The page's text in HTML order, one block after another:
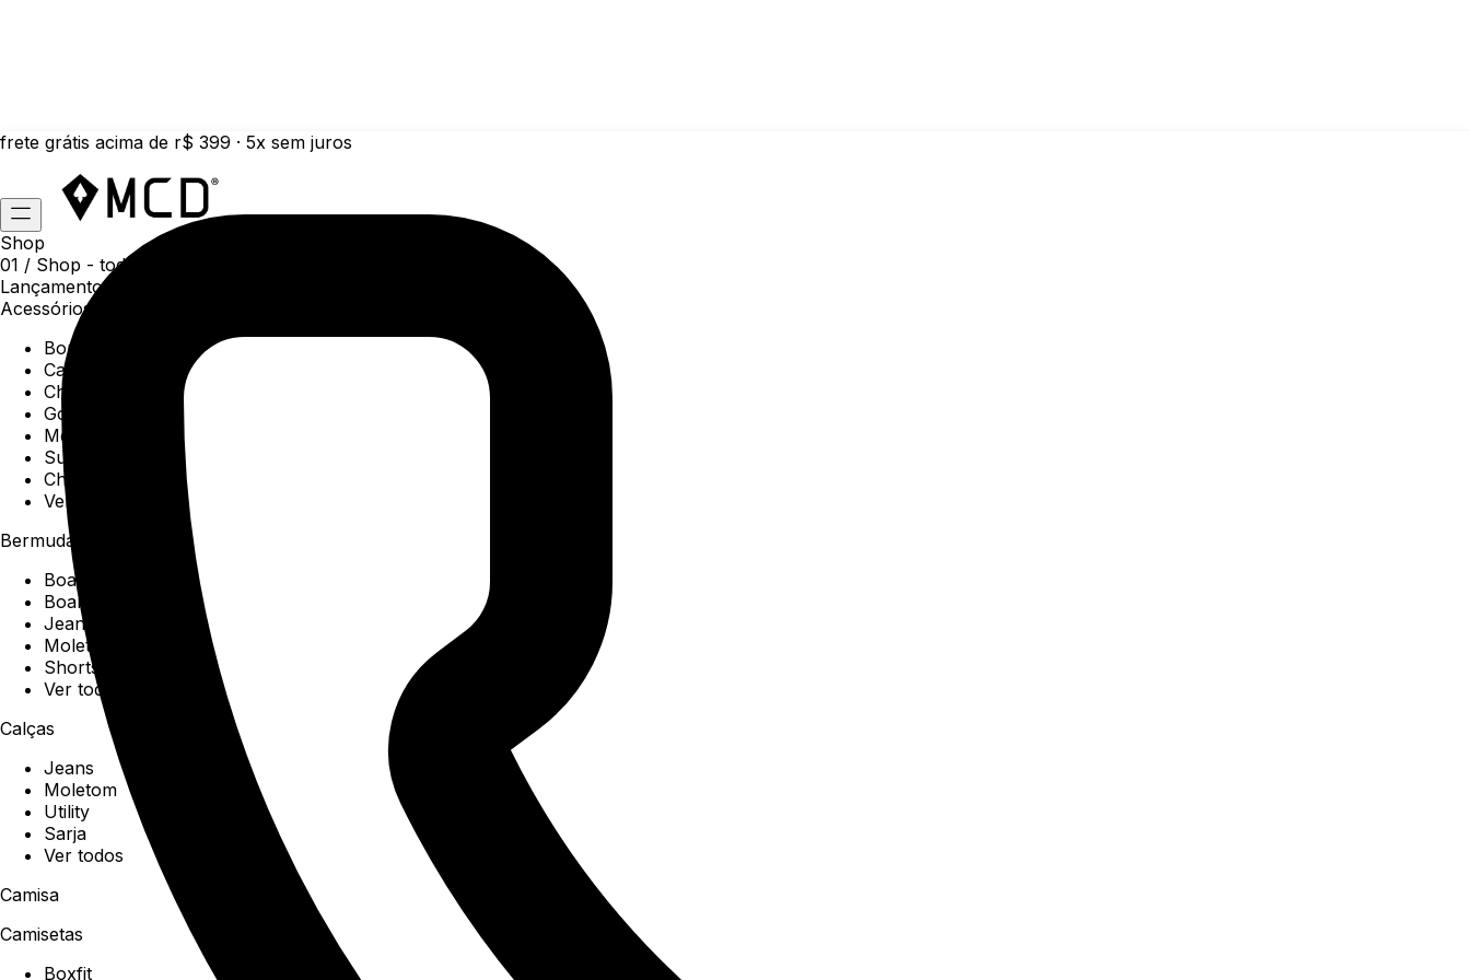
frete grátis acima de r$ 399 · 5x sem juros
Shop
01 / Shop - todas as categorias da coleção atual
Lançamentos da semana
Acessórios
Boné
Carteiras
Chaveiros
Gorros
Meias
Sunga
Chinelos
Ver todos
Bermudas
Boardshorts
Boardwalk
Jeans
Moletom
Shorts
Ver todos
Calças
Jeans
Moletom
Utility
Sarja
Ver todos
Camisa
Camisetas
Boxfit